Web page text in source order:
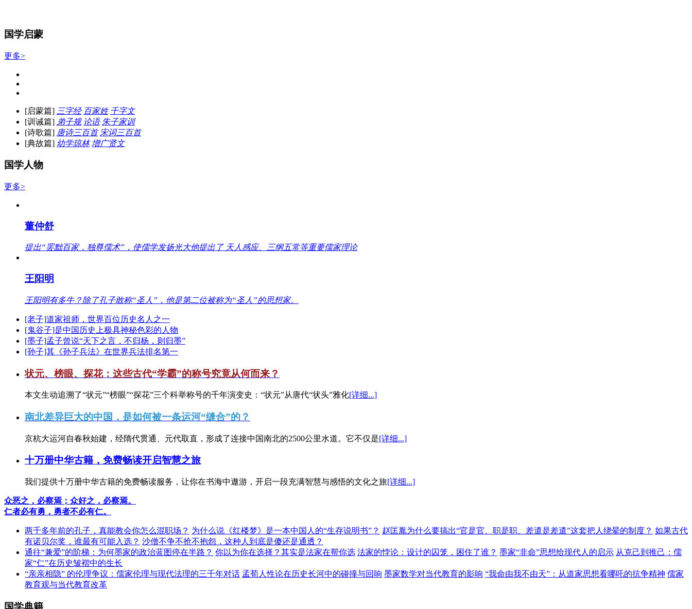
国学启蒙
更多>
[启蒙篇] 三字经 百家姓 千字文
[训诫篇] 弟子规 论语 朱子家训
[诗歌篇] 唐诗三百首 宋词三百首
[典故篇] 幼学琼林 增广贤文
国学人物
更多>
董仲舒
提出“罢黜百家，独尊儒术”，使儒学发扬光大他提出了 天人感应、三纲五常等重要儒家理论
王阳明
王阳明有多牛？除了孔子敢称“圣人”，他是第二位被称为“圣人”的思想家。
[老子]道家祖师，世界百位历史名人之一
[鬼谷子]是中国历史上极具神秘色彩的人物
[墨子]孟子曾说“天下之言，不归杨，则归墨”
[孙子]其《孙子兵法》在世界兵法排名第一
状元、榜眼、探花：这些古代“学霸”的称号究竟从何而来？
本文生动追溯了“状元”“榜眼”“探花”三个科举称号的千年演变史：“状元”从唐代“状头”雅化[详细...]
南北差异巨大的中国，是如何被一条运河“缝合”的？
京杭大运河自春秋始建，经隋代贯通、元代取直，形成了连接中国南北的2500公里水道。它不仅是[详细...]
十万册中华古籍，免费畅读开启智慧之旅
我们提供十万册中华古籍的免费畅读服务，让你在书海中遨游，开启一段充满智慧与感悟的文化之旅[详细...]
众恶之，必察焉；众好之，必察焉。
仁者必有勇，勇者不必有仁。
两千多年前的孔子，真能教会你怎么混职场？ 为什么说《红楼梦》是一本中国人的“生存说明书”？ 赵匡胤为什么要搞出“官是官、职是职、差遣是差遣”这套把人绕晕的制度？ 如果古代
有诺贝尔奖，谁最有可能入选？ 沙僧不争不抢不抱怨，这种人到底是傻还是通透？
通往“兼爱”的阶梯：为何墨家的政治蓝图停在半路？ 你以为你在选择？其实是法家在帮你选 法家的悖论：设计的囚笼，困住了谁？ 墨家“非命”思想给现代人的启示 从克己到推己：儒
家“仁”在历史皱褶中的生长
“亲亲相隐” 的伦理争议：儒家伦理与现代法理的三千年对话 孟荀人性论在历史长河中的碰撞与回响 墨家数学对当代教育的影响 “我命由我不由天”：从道家思想看哪吒的抗争精神 儒家
教育观与当代教育改革
国学典籍